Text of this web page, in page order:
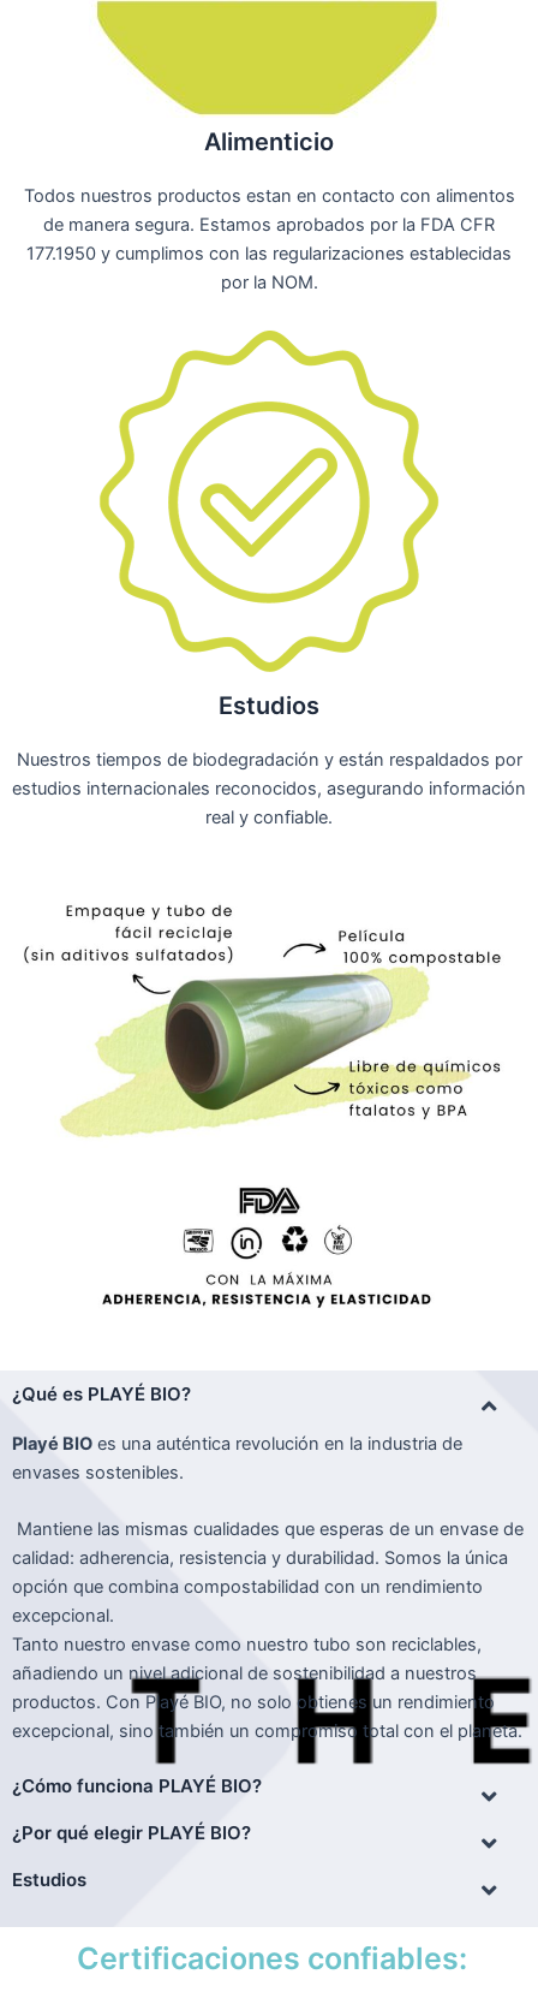
Alimenticio
Todos nuestros productos estan en contacto con alimentos
de manera segura. Estamos aprobados por la FDA CFR
177.1950 y cumplimos con las regularizaciones establecidas
por la NOM.
Estudios
Nuestros tiempos de biodegradación y están respaldados por
estudios internacionales reconocidos, asegurando información
real y confiable.
¿Qué es PLAYÉ BIO?
Playé BIO es una auténtica revolución en la industria de
envases sostenibles.
Mantiene las mismas cualidades que esperas de un envase de
calidad: adherencia, resistencia y durabilidad. Somos la única
opción que combina compostabilidad con un rendimiento
excepcional.
Tanto nuestro envase como nuestro tubo son reciclables,
añadiendo un nivel adicional de sostenibilidad a nuestros
productos. Con Playé BIO, no solo obtienes un rendimiento
excepcional, sino también un compromiso total con el planeta.
¿Cómo funciona PLAYÉ BIO?
¿Por qué elegir PLAYÉ BIO?
Estudios
Certificaciones confiables: